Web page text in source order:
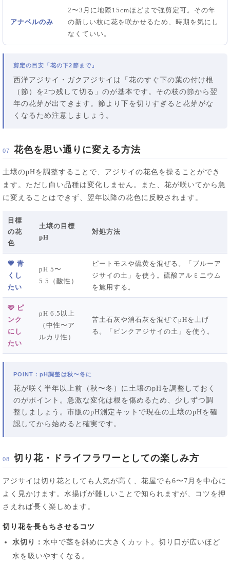
アナベルのみ
2〜3月に地際15cmほどまで強剪定可。その年
の新しい枝に花を咲かせるため、時期を気にし
なくていい。
剪定の目安「花の下2節まで」
西洋アジサイ・ガクアジサイは「花のすぐ下の葉の付け根
（節）を2つ残して切る」のが基本です。その枝の節から翌
年の花芽が出てきます。節より下を切りすぎると花芽がな
くなるため注意しましょう。
07 花色を思い通りに変える方法
土壌のpHを調整することで、アジサイの花色を操ることができ
ます。ただし白い品種は変化しません。また、花が咲いてから急
に変えることはできず、翌年以降の花色に反映されます。
目標
の花
色
土壌の目標
pH
対処方法
💙 青
くし
たい
pH 5〜
5.5（酸性）
ピートモスや硫黄を混ぜる。「ブルーア
ジサイの土」を使う。硫酸アルミニウム
を施用する。
🩷 ピ
ンク
にし
たい
pH 6.5以上
（中性〜ア
ルカリ性）
苦土石灰や消石灰を混ぜてpHを上げ
る。「ピンクアジサイの土」を使う。
POINT：pH調整は秋〜冬に
花が咲く半年以上前（秋〜冬）に土壌のpHを調整しておく
のがポイント。急激な変化は根を傷めるため、少しずつ調
整しましょう。市販のpH測定キットで現在の土壌のpHを確
認してから始めると確実です。
08 切り花・ドライフラワーとしての楽しみ方
アジサイは切り花としても人気が高く、花屋でも6〜7月を中心に
よく見かけます。水揚げが難しいことで知られますが、コツを押
さえれば長く楽しめます。
切り花を長もちさせるコツ
水切り：水中で茎を斜めに大きくカット。切り口が広いほど
水を吸いやすくなる。